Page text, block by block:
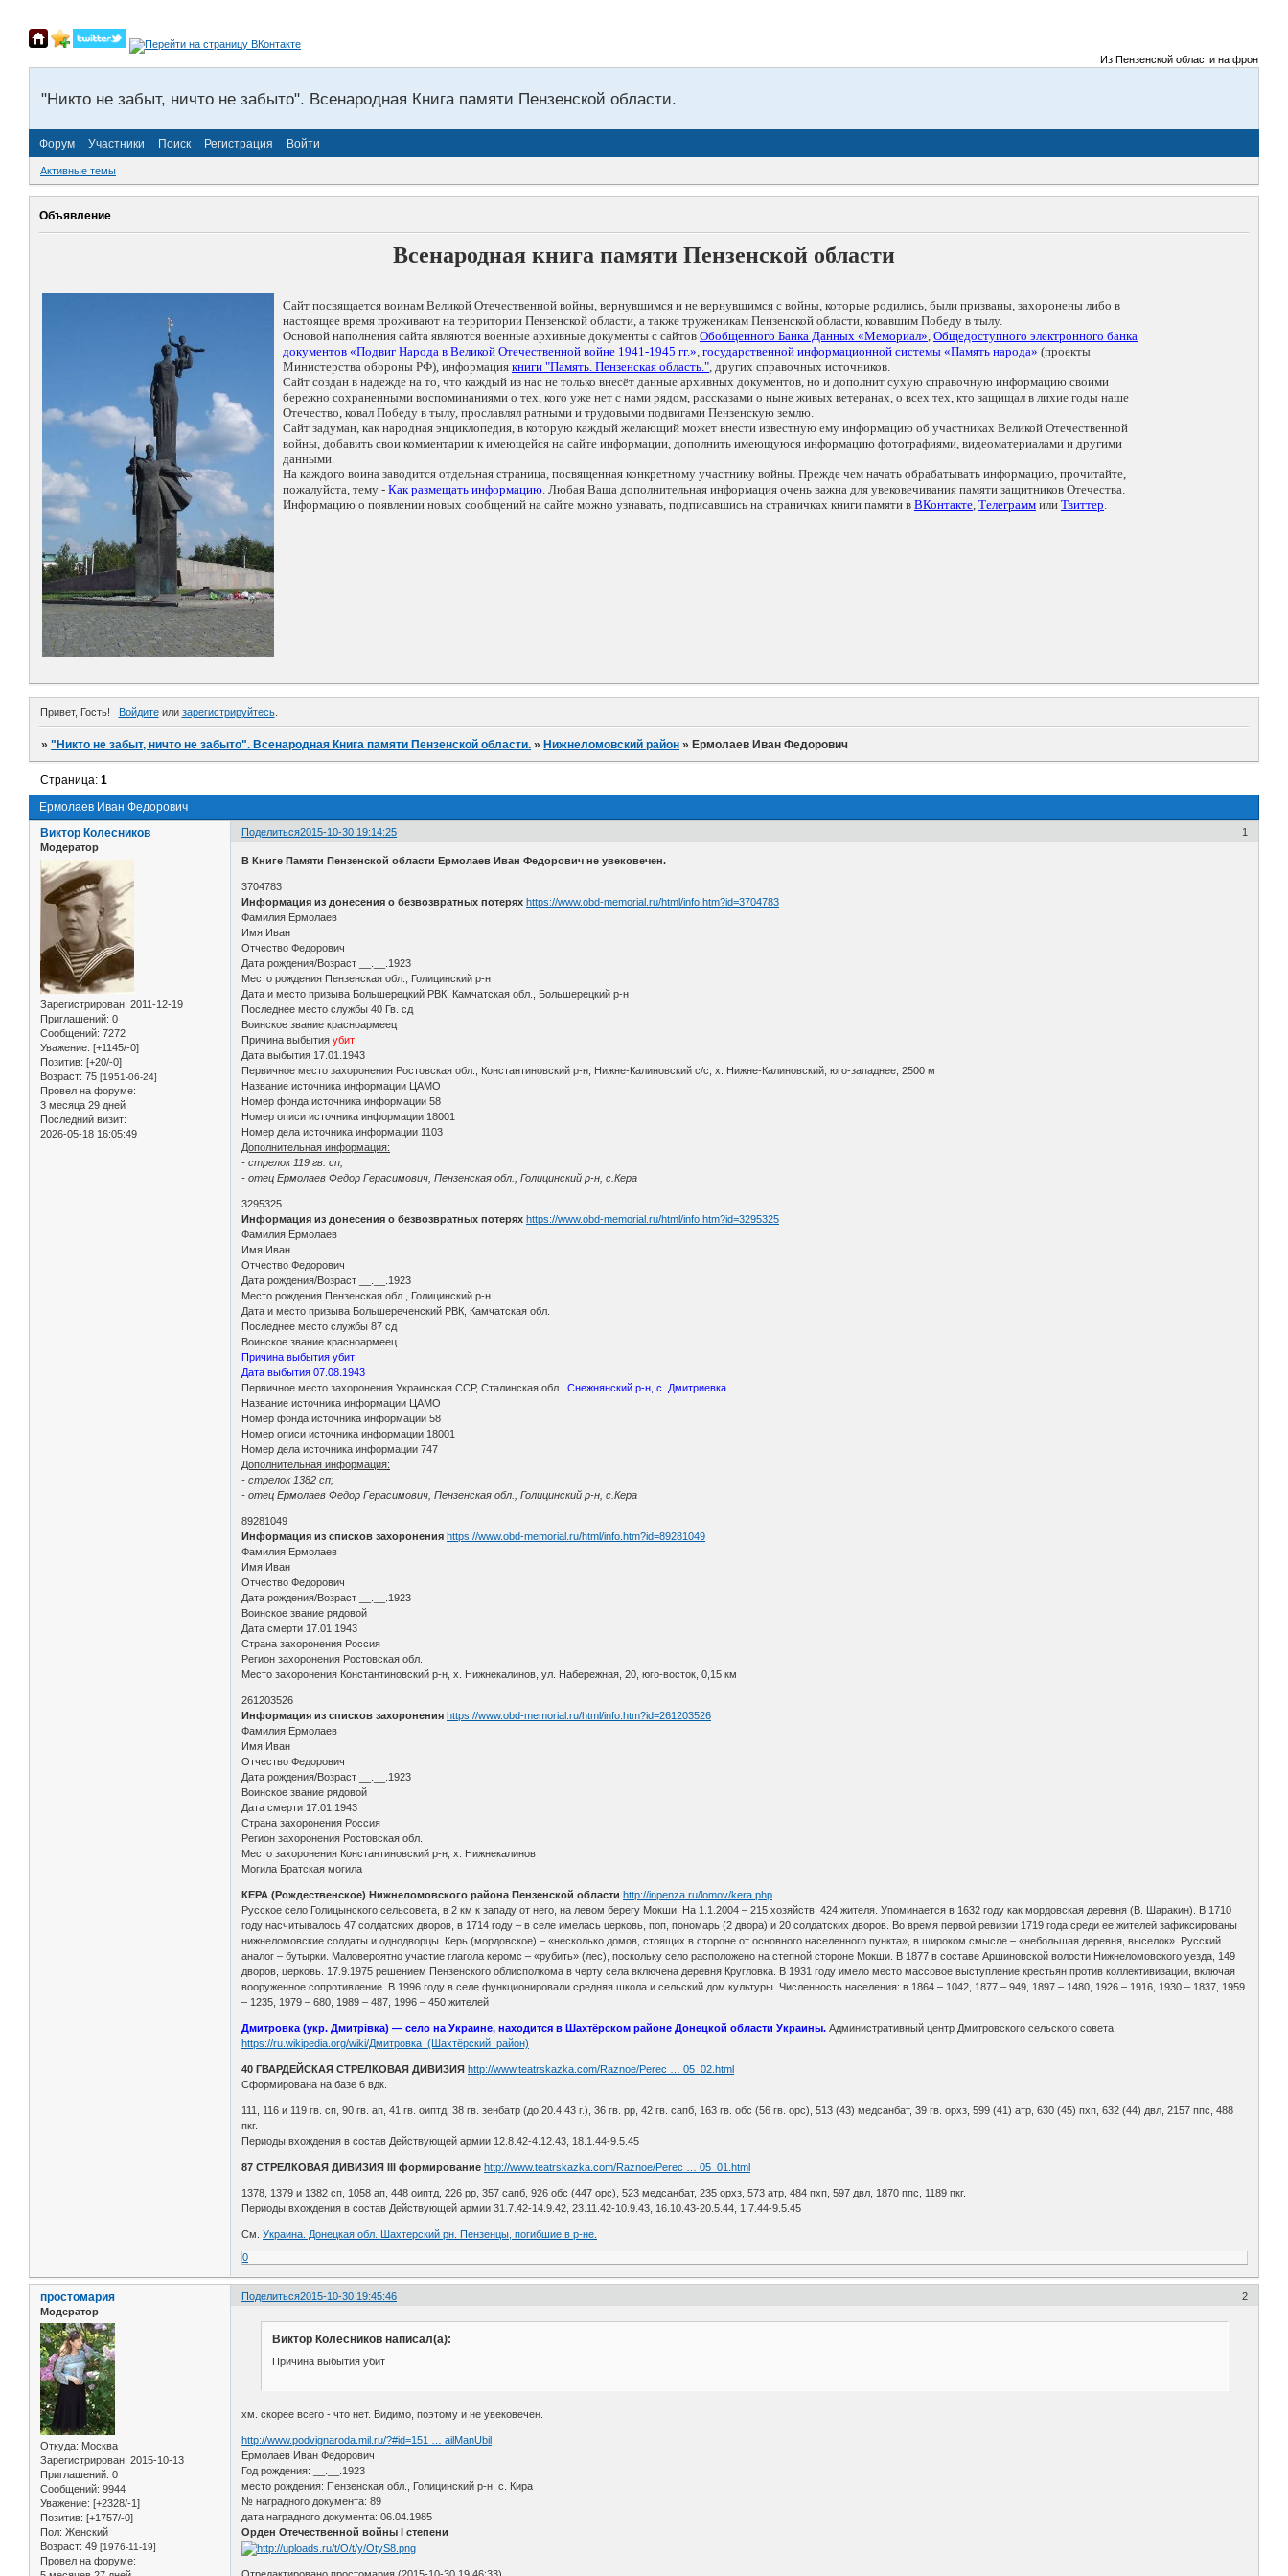
Из Пензенской области на фронты
"Никто не забыт, ничто не забыто". Всенародная Книга памяти Пензенской области.
Форум Участники Поиск Регистрация Войти
Активные темы
Объявление
Всенародная книга памяти Пензенской области
Сайт посвящается воинам Великой Отечественной войны, вернувшимся и не вернувшимся с войны, которые родились, были призваны, захоронены либо в
настоящее время проживают на территории Пензенской области, а также труженикам Пензенской области, ковавшим Победу в тылу.
Основой наполнения сайта являются военные архивные документы с сайтов Обобщенного Банка Данных «Мемориал», Общедоступного электронного банка
документов «Подвиг Народа в Великой Отечественной войне 1941-1945 гг.», государственной информационной системы «Память народа» (проекты
Министерства обороны РФ), информация книги "Память. Пензенская область.", других справочных источников.
Сайт создан в надежде на то, что каждый из нас не только внесёт данные архивных документов, но и дополнит сухую справочную информацию своими
бережно сохраненными воспоминаниями о тех, кого уже нет с нами рядом, рассказами о ныне живых ветеранах, о всех тех, кто защищал в лихие годы наше
Отечество, ковал Победу в тылу, прославлял ратными и трудовыми подвигами Пензенскую землю.
Сайт задуман, как народная энциклопедия, в которую каждый желающий может внести известную ему информацию об участниках Великой Отечественной
войны, добавить свои комментарии к имеющейся на сайте информации, дополнить имеющуюся информацию фотографиями, видеоматериалами и другими
данными.
На каждого воина заводится отдельная страница, посвященная конкретному участнику войны. Прежде чем начать обрабатывать информацию, прочитайте,
пожалуйста, тему - Как размещать информацию. Любая Ваша дополнительная информация очень важна для увековечивания памяти защитников Отечества.
Информацию о появлении новых сообщений на сайте можно узнавать, подписавшись на страничках книги памяти в ВКонтакте, Телеграмм или Твиттер.
Привет, Гость! Войдитеили зарегистрируйтесь.
»"Никто не забыт, ничто не забыто". Всенародная Книга памяти Пензенской области. » Нижнеломовский район » Ермолаев Иван Федорович
Ермолаев Иван Федорович
Страница:1
Поделиться 1
2015-10-30 19:14:25
Виктор Колесников
Модератор
Зарегистрирован: 2011-12-19
Приглашений: 0
Сообщений: 7272
Уважение: [+1145/-0]
Позитив: [+20/-0]
Возраст: 75 [1951-06-24]
Провел на форуме:
3 месяца 29 дней
Последний визит:
2026-05-18 16:05:49
В Книге Памяти Пензенской области Ермолаев Иван Федорович не увековечен.
3704783
Информация из донесения о безвозвратных потерях https://www.obd-memorial.ru/html/info.htm?id=3704783
Фамилия Ермолаев
Имя Иван
Отчество Федорович
Дата рождения/Возраст __.__.1923
Место рождения Пензенская обл., Голицинский р-н
Дата и место призыва Большерецкий РВК, Камчатская обл., Большерецкий р-н
Последнее место службы 40 Гв. сд
Воинское звание красноармеец
Причина выбытияубит
Дата выбытия 17.01.1943
Первичное место захоронения Ростовская обл., Константиновский р-н, Нижне-Калиновский с/с, х. Нижне-Калиновский, юго-западнее, 2500 м
Название источника информации ЦАМО
Номер фонда источника информации 58
Номер описи источника информации 18001
Номер дела источника информации 1103
Дополнительная информация:
- стрелок 119 гв. сп;
- отец Ермолаев Федор Герасимович, Пензенская обл., Голицинский р-н, с.Кера
3295325
Информация из донесения о безвозвратных потерях https://www.obd-memorial.ru/html/info.htm?id=3295325
Фамилия Ермолаев
Имя Иван
Отчество Федорович
Дата рождения/Возраст __.__.1923
Место рождения Пензенская обл., Голицинский р-н
Дата и место призыва Большереченский РВК, Камчатская обл.
Последнее место службы 87 сд
Воинское звание красноармеец
Причина выбытия убит
Дата выбытия 07.08.1943
Первичное место захоронения Украинская ССР, Сталинская обл.,Снежнянский р-н, с. Дмитриевка
Название источника информации ЦАМО
Номер фонда источника информации 58
Номер описи источника информации 18001
Номер дела источника информации 747
Дополнительная информация:
- стрелок 1382 сп;
- отец Ермолаев Федор Герасимович, Пензенская обл., Голицинский р-н, с.Кера
89281049
Информация из списков захоронения https://www.obd-memorial.ru/html/info.htm?id=89281049
Фамилия Ермолаев
Имя Иван
Отчество Федорович
Дата рождения/Возраст __.__.1923
Воинское звание рядовой
Дата смерти 17.01.1943
Страна захоронения Россия
Регион захоронения Ростовская обл.
Место захоронения Константиновский р-н, х. Нижнекалинов, ул. Набережная, 20, юго-восток, 0,15 км
261203526
Информация из списков захоронения https://www.obd-memorial.ru/html/info.htm?id=261203526
Фамилия Ермолаев
Имя Иван
Отчество Федорович
Дата рождения/Возраст __.__.1923
Воинское звание рядовой
Дата смерти 17.01.1943
Страна захоронения Россия
Регион захоронения Ростовская обл.
Место захоронения Константиновский р-н, х. Нижнекалинов
Могила Братская могила
КЕРА (Рождественское) Нижнеломовского района Пензенской области http://inpenza.ru/lomov/kera.php
Русское село Голицынского сельсовета, в 2 км к западу от него, на левом берегу Мокши. На 1.1.2004 – 215 хозяйств, 424 жителя. Упоминается в 1632 году как мордовская деревня (В. Шаракин). В 1710
году насчитывалось 47 солдатских дворов, в 1714 году – в селе имелась церковь, поп, пономарь (2 двора) и 20 солдатских дворов. Во время первой ревизии 1719 года среди ее жителей зафиксированы
нижнеломовские солдаты и однодворцы. Керь (мордовское) – «несколько домов, стоящих в стороне от основного населенного пункта», в широком смысле – «небольшая деревня, выселок». Русский
аналог – бутырки. Маловероятно участие глагола керомс – «рубить» (лес), поскольку село расположено на степной стороне Мокши. В 1877 в составе Аршиновской волости Нижнеломовского уезда, 149
дворов, церковь. 17.9.1975 решением Пензенского облисполкома в черту села включена деревня Кругловка. В 1931 году имело место массовое выступление крестьян против коллективизации, включая
вооруженное сопротивление. В 1996 году в селе функционировали средняя школа и сельский дом культуры. Численность населения: в 1864 – 1042, 1877 – 949, 1897 – 1480, 1926 – 1916, 1930 – 1837, 1959
– 1235, 1979 – 680, 1989 – 487, 1996 – 450 жителей
Дмитровка (укр. Дмитрівка) — село на Украине, находится в Шахтёрском районе Донецкой области Украины. Административный центр Дмитровского сельского совета.
https://ru.wikipedia.org/wiki/Дмитровка_(Шахтёрский_район)
40 ГВАРДЕЙСКАЯ СТРЕЛКОВАЯ ДИВИЗИЯ http://www.teatrskazka.com/Raznoe/Perec … 05_02.html
Сформирована на базе 6 вдк.
111, 116 и 119 гв. сп, 90 гв. ап, 41 гв. оиптд, 38 гв. зенбатр (до 20.4.43 г.), 36 гв. рр, 42 гв. сапб, 163 гв. обс (56 гв. орс), 513 (43) медсанбат, 39 гв. орхз, 599 (41) атр, 630 (45) пхп, 632 (44) двл, 2157 ппс, 488
пкг.
Периоды вхождения в состав Действующей армии 12.8.42-4.12.43, 18.1.44-9.5.45
87 СТРЕЛКОВАЯ ДИВИЗИЯ III формирование http://www.teatrskazka.com/Raznoe/Perec … 05_01.html
1378, 1379 и 1382 сп, 1058 ап, 448 оиптд, 226 рр, 357 сапб, 926 обс (447 орс), 523 медсанбат, 235 орхз, 573 атр, 484 пхп, 597 двл, 1870 ппс, 1189 пкг.
Периоды вхождения в состав Действующей армии 31.7.42-14.9.42, 23.11.42-10.9.43, 16.10.43-20.5.44, 1.7.44-9.5.45
См.Украина. Донецкая обл. Шахтерский рн. Пензенцы, погибшие в р-не.
0
Поделиться 2
2015-10-30 19:45:46
простомария
Модератор
Откуда: Москва
Зарегистрирован: 2015-10-13
Приглашений: 0
Сообщений: 9944
Уважение: [+2328/-1]
Позитив: [+1757/-0]
Пол: Женский
Возраст: 49 [1976-11-19]
Провел на форуме:
Виктор Колесников написал(а):
Причина выбытия убит
хм. скорее всего - что нет. Видимо, поэтому и не увековечен.
http://www.podvignaroda.mil.ru/?#id=151 … ailManUbil
Ермолаев Иван Федорович
Год рождения: __.__.1923
место рождения: Пензенская обл., Голицинский р-н, с. Кира
№ наградного документа: 89
дата наградного документа: 06.04.1985
Орден Отечественной войны I степени